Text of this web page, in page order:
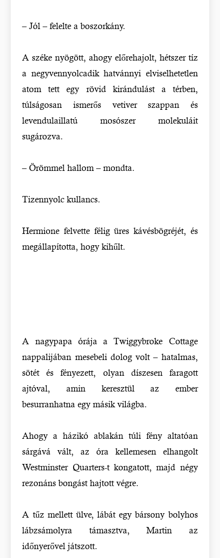
– Jól – felelte a boszorkány.
A széke nyögött, ahogy előrehajolt, hétszer tíz
a negyvennyolcadik hatvánnyi elviselhetetlen
atom tett egy rövid kirándulást a térben,
túlságosan ismerős vetiver szappan és
levendulaillatú mosószer molekuláit
sugározva.
– Örömmel hallom – mondta.
Tizennyolc kullancs.
Hermione felvette félig üres kávésbögréjét, és
megállapította, hogy kihűlt.
A nagypapa órája a Twiggybroke Cottage
nappalijában mesebeli dolog volt – hatalmas,
sötét és fényezett, olyan díszesen faragott
ajtóval, amin keresztül az ember
besurranhatna egy másik világba.
Ahogy a házikó ablakán túli fény altatóan
sárgává vált, az óra kellemesen elhangolt
Westminster Quarters-t kongatott, majd négy
rezonáns bongást hajtott végre.
A tűz mellett ülve, lábát egy bársony bolyhos
lábzsámolyra támasztva, Martin az
időnyerővel játszott.